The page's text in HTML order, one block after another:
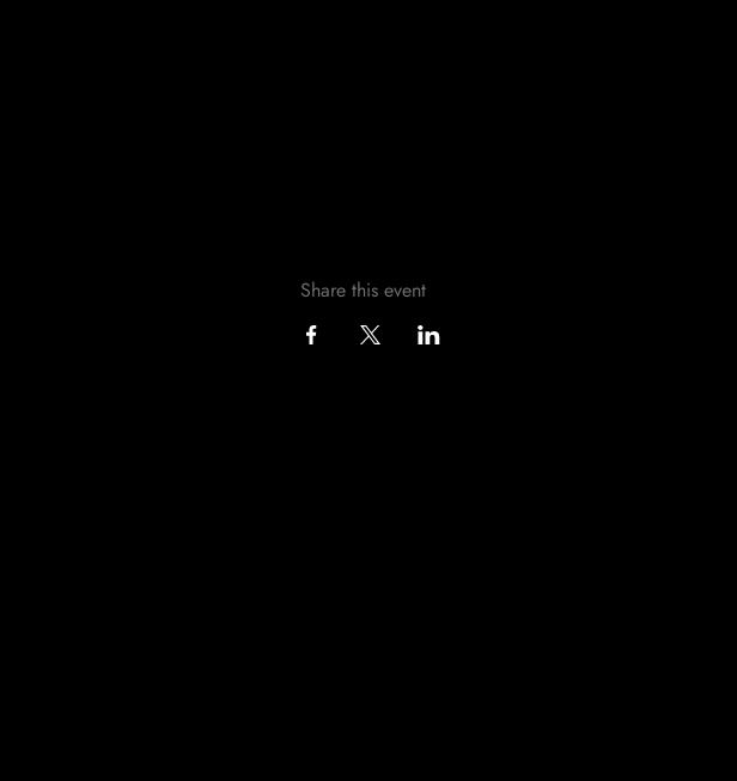
Share this event